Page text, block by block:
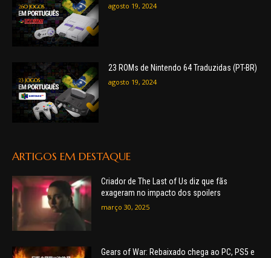
agosto 19, 2024
23 ROMs de Nintendo 64 Traduzidas (PT-BR)
agosto 19, 2024
ARTIGOS EM DESTAQUE
Criador de The Last of Us diz que fãs
exageram no impacto dos spoilers
março 30, 2025
Gears of War: Rebaixado chega ao PC, PS5 e